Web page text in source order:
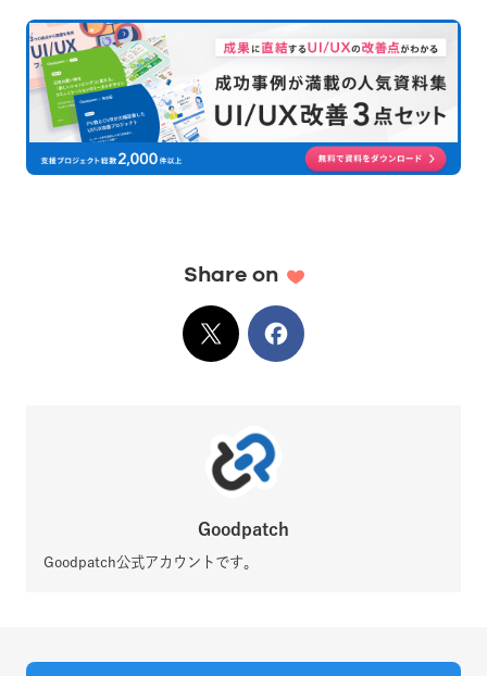
Share on
XでシェアFacebook
Goodpatch
Goodpatch公式アカウントです。